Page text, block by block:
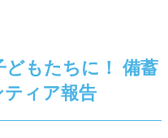
どもたちに！ 備蓄
ティア報告